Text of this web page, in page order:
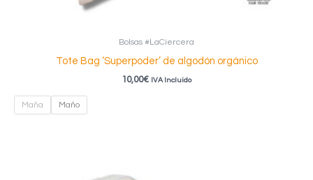
Bolsas #LaCiercera
Tote Bag ‘Superpoder’ de algodón orgánico
10,00€ IVA Incluido
Maña Maño